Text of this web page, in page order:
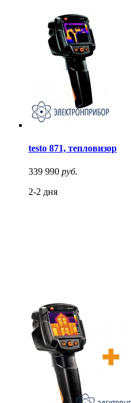
testo 871, тепловизор
339 990 руб.
2-2 дня